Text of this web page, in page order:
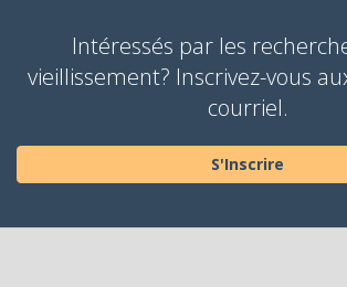
Intéressés par les
vieillissement? Inscrivez-vous
courriel.
S'Inscrire